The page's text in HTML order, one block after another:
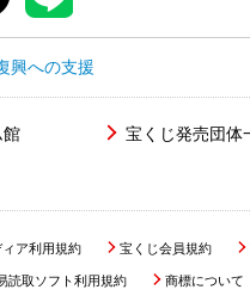
興への支援
館 宝くじ発売団体
ア利用規約 宝くじ会員規約
読取ソフト利用規約 商標について